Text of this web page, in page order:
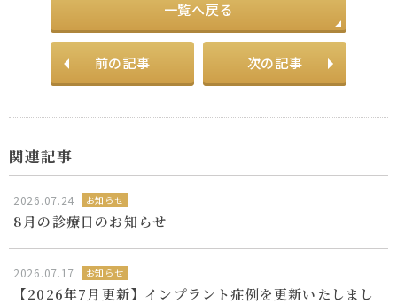
前の記事
一覧へ戻る
次の記事
関連記事
2026.07.24 お知らせ
8月の診療日のお知らせ
2026.07.17 お知らせ
【2026年7月更新】インプラント症例を更新いたしまし